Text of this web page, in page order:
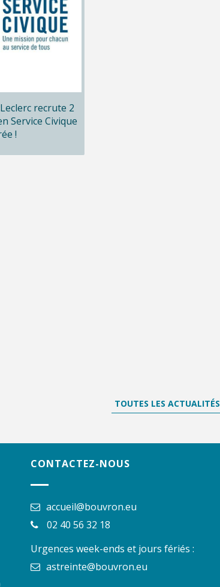
recrute 2
Service Civique
!
TOUTES LES ACTUALITÉS
CONTACTEZ-NOUS
accueil@bouvron.eu
02 40 56 32 18
Urgences week-ends et jours fériés :
astreinte@bouvron.eu